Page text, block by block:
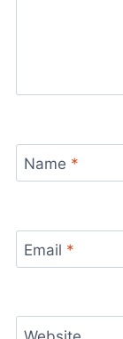
Name *
Email *